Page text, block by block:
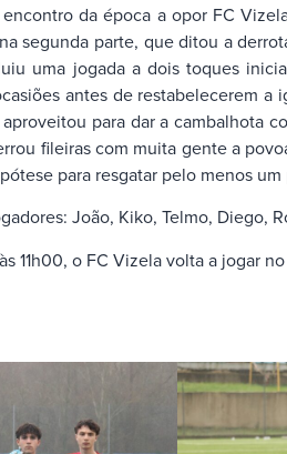
da época a opor FC
segunda parte, que ditou a
uma jogada a dois toques
antes de restabelecerem
para dar a
fileiras com muita gente a
para resgatar pelo menos um
João, Kiko, Telmo, Diego,
11h00, o FC Vizela volta a jogar